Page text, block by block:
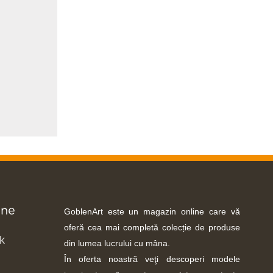
GoblenArt este un magazin online care vă
oferă cea mai completă colecție de produse
din lumea lucrului cu mâna.
În oferta noastră veţi descoperi modele